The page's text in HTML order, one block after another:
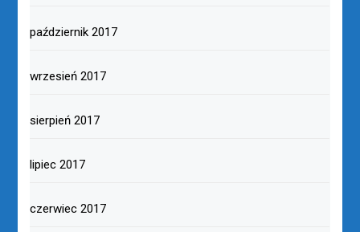
październik 2017
wrzesień 2017
sierpień 2017
lipiec 2017
czerwiec 2017